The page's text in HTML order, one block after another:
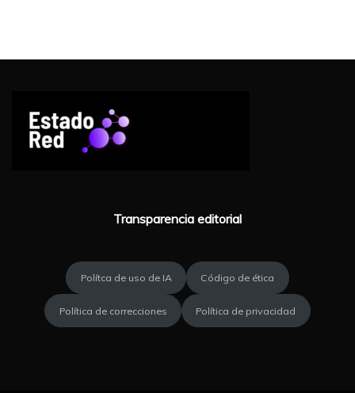
Transparencia editorial
Polítca de uso de IA Código de ética
Política de correcciones Política de privacidad